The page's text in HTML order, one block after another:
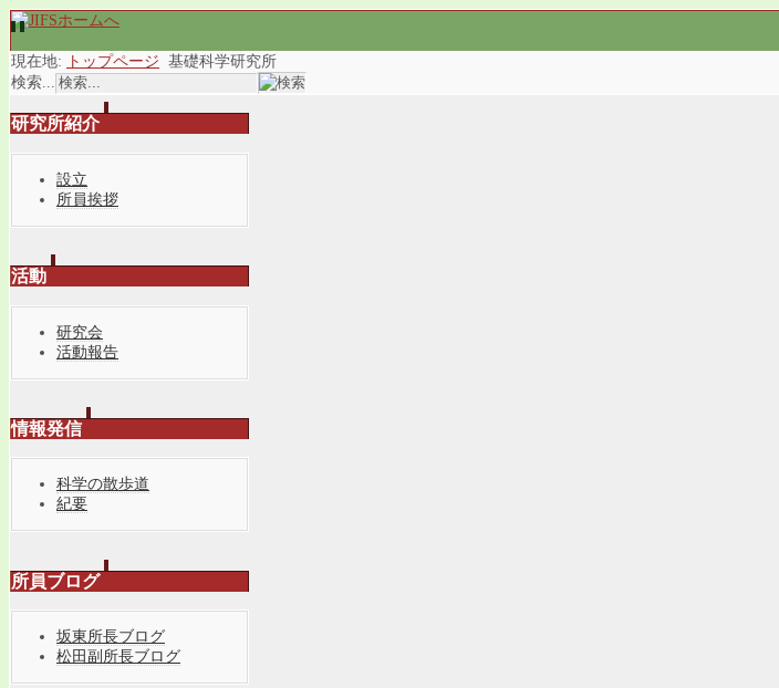
現在地: トップページ 基礎科学研究所
検索...
研究所紹介
設立
所員挨拶
活動
研究会
活動報告
情報発信
科学の散歩道
紀要
所員ブログ
坂東所長ブログ
松田副所長ブログ